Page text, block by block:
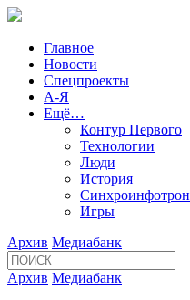
Главное
Новости
Спецпроекты
А-Я
Ещё…
Контур Первого
Технологии
Люди
История
Синхроинфотрон
Игры
Архив Медиабанк
Архив Медиабанк